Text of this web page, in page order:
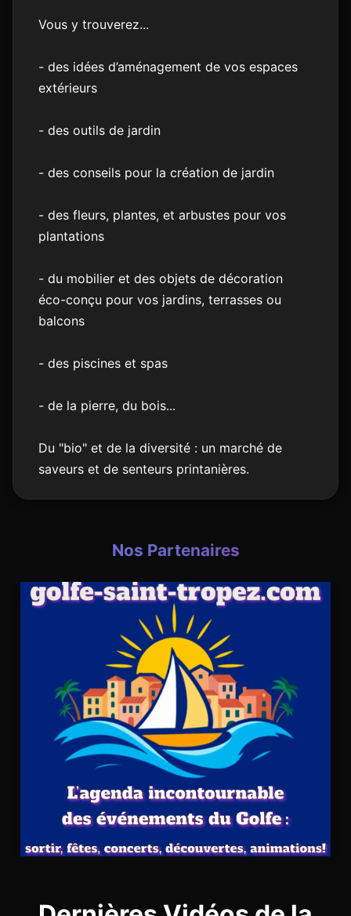
Vous y trouverez...
- des idées d’aménagement de vos espaces
extérieurs
- des outils de jardin
- des conseils pour la création de jardin
- des fleurs, plantes, et arbustes pour vos
plantations
- du mobilier et des objets de décoration
éco-conçu pour vos jardins, terrasses ou
balcons
- des piscines et spas
- de la pierre, du bois...
Du "bio" et de la diversité : un marché de
saveurs et de senteurs printanières.
Nos Partenaires